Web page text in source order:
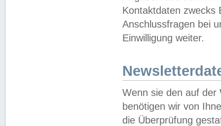
Kontaktdaten zwecks
Anschlussfragen bei
Einwilligung weiter.
Wenn sie den auf der
benötigen wir von
die Überprüfung